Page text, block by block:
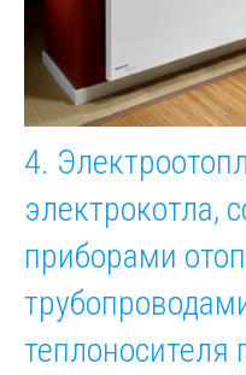
4.
электрокотла,
приборами
теплоносителя